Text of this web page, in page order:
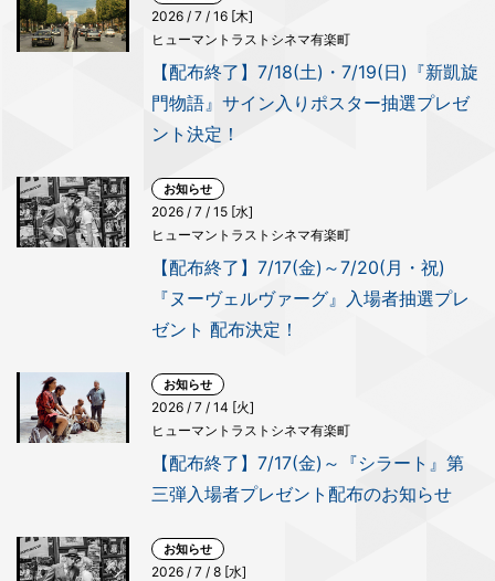
2026 / 7 / 16 [木]
ヒューマントラストシネマ有楽町
【配布終了】7/18(土)・7/19(日)『新凱旋
門物語』サイン入りポスター抽選プレゼ
ント決定！
お知らせ
2026 / 7 / 15 [水]
ヒューマントラストシネマ有楽町
【配布終了】7/17(金)～7/20(月・祝)
『ヌーヴェルヴァーグ』入場者抽選プレ
ゼント 配布決定！
お知らせ
2026 / 7 / 14 [火]
ヒューマントラストシネマ有楽町
【配布終了】7/17(金)～『シラート』第
三弾入場者プレゼント配布のお知らせ
お知らせ
2026 / 7 / 8 [水]